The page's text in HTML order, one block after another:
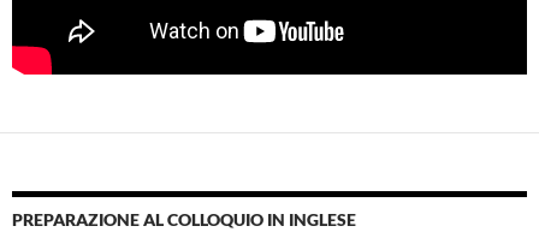
PREPARAZIONE AL COLLOQUIO IN INGLESE